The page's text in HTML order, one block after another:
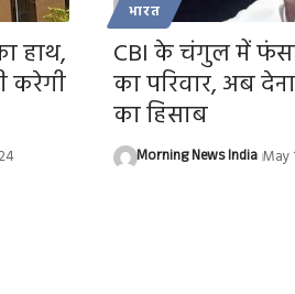
हाथ,
करेगी
भारत
CBI के चंगुल में
का परिवार, अब
का हिसाब
Morning News India May